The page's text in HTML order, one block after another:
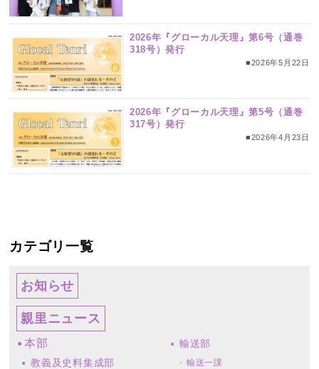
2026年『グローカル天理』第6号（通巻
318号）発行
■2026年5月22日
2026年『グローカル天理』第5号（通巻
317号）発行
■2026年4月23日
カテゴリ一覧
お知らせ
親里ニュース
本部
教義及史料集成部
輸送部
輸送一課